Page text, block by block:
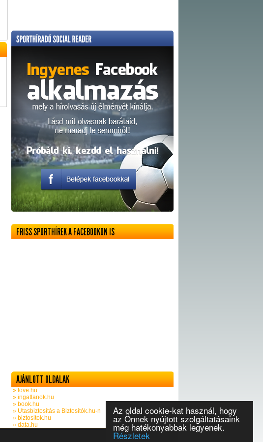
Az oldal cookie-kat használ, hogy
az Önnek nyújtott szolgáltatásaink
még hatékonyabbak legyenek.
Részletek
FRISS SPORTHÍREK A FACEBOOKON IS
AJÁNLOTT OLDALAK
» love.hu
» ingatlanok.hu
» book.hu
» Utasbiztosítás a Biztosítók.hu-n
» biztositok.hu
» data.hu